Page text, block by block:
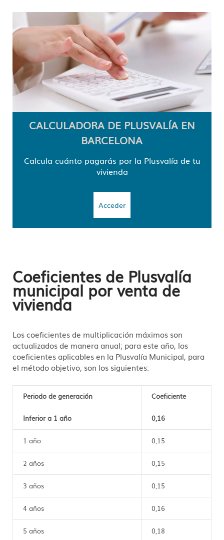
CALCULADORA DE PLUSVALÍA EN
BARCELONA
Calcula cuánto pagarás por la Plusvalía de tu
vivienda
Acceder
Coeficientes de Plusvalía
municipal por venta de
vivienda
Los coeficientes de multiplicación máximos son
actualizados de manera anual; para este año, los
coeficientes aplicables en la Plusvalía Municipal, para
el método objetivo, son los siguientes:
Periodo de generación Coeficiente
Inferior a 1 año 0,16
1 año 0,15
2 años 0,15
3 años 0,15
4 años 0,16
5 años 0,18